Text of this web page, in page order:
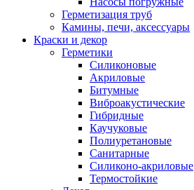
Герметизация труб
Камины, печи, аксессуары
Краски и декор
Герметики
Силиконовые
Акриловые
Битумные
Виброакустические
Гибридные
Каучуковые
Полиуретановые
Санитарные
Силиконо-акриловые
Термостойкие